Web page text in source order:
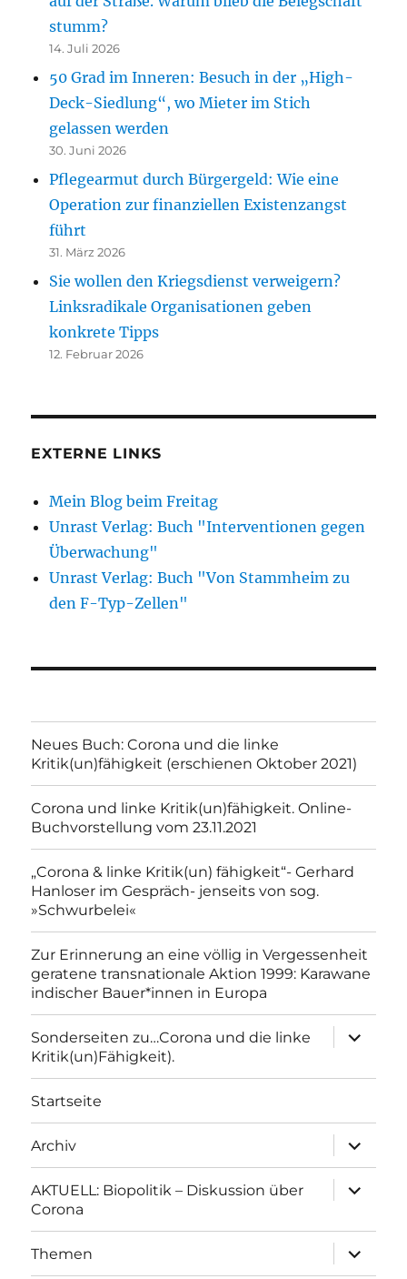
stumm?
14. Juli 2026
50 Grad im Inneren: Besuch in der „High-
Deck-Siedlung“, wo Mieter im Stich
gelassen werden
30. Juni 2026
Pflegearmut durch Bürgergeld: Wie eine
Operation zur finanziellen Existenzangst
führt
31. März 2026
Sie wollen den Kriegsdienst verweigern?
Linksradikale Organisationen geben
konkrete Tipps
12. Februar 2026
EXTERNE LINKS
Mein Blog beim Freitag
Unrast Verlag: Buch "Interventionen gegen
Überwachung"
Unrast Verlag: Buch "Von Stammheim zu
den F-Typ-Zellen"
Neues Buch: Corona und die linke
Kritik(un)fähigkeit (erschienen Oktober 2021)
Corona und linke Kritik(un)fähigkeit. Online-
Buchvorstellung vom 23.11.2021
„Corona & linke Kritik(un) fähigkeit“- Gerhard
Hanloser im Gespräch- jenseits von sog.
»Schwurbelei«
Zur Erinnerung an eine völlig in Vergessenheit
geratene transnationale Aktion 1999: Karawane
indischer Bauer*innen in Europa
Sonderseiten zu…Corona und die linke
Kritik(un)Fähigkeit).
anzeigen
Startseite
Archiv
anzeigen
AKTUELL: Biopolitik – Diskussion über
Corona
anzeigen
Themen
anzeigen